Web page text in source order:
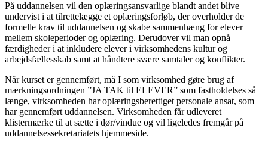
På uddannelsen vil den oplæringsansvarlige blandt andet blive
undervist i at tilrettelægge et oplæringsforløb, der overholder de
formelle krav til uddannelsen og skabe sammenhæng for elever
mellem skoleperioder og oplæring. Derudover vil man opnå
færdigheder i at inkludere elever i virksomhedens kultur og
arbejdsfællesskab samt at håndtere svære samtaler og konflikter.
Når kurset er gennemført, må I som virksomhed gøre brug af
mærkningsordningen ”JA TAK til ELEVER” som fastholdelses så
længe, virksomheden har oplæringsberettiget personale ansat, som
har gennemført uddannelsen. Virksomheden får udleveret
klistermærke til at sætte i dør/vindue og vil ligeledes fremgår på
uddannelsessekretariatets hjemmeside.